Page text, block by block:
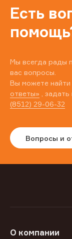
Есть
Мы всегда рады
вас вопросы.
Вы можете
ответы» , задать
(8512) 29-06-32
Вопросы и
О компании